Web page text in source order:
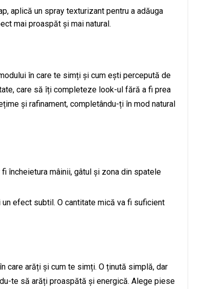
aplică un spray texturizant pentru a adăuga
mai proaspăt și mai natural.
în care te simți și cum ești percepută de
care să îți completeze look-ul fără a fi prea
și rafinament, completându-ți în mod natural
încheietura mâinii, gâtul și zona din spatele
efect subtil. O cantitate mică va fi suficient
care arăți și cum te simți. O ținută simplă, dar
te să arăți proaspătă și energică. Alege piese